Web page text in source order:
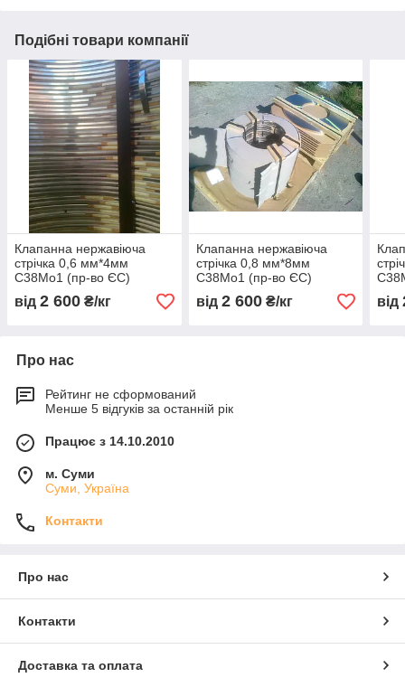
Подібні товари компанії
Клапанна нержавіюча
стрічка 0,6 мм*4мм
C38Mo1 (пр-во ЄС)
від 2 600 ₴/кг
Клапанна нержавіюча
стрічка 0,8 мм*8мм
C38Mo1 (пр-во ЄС)
від 2 600₴/кг від
Про нас
Рейтинг не сформований
Менше 5 відгуків за останній рік
Працює з 14.10.2010
м. Суми
Суми, Україна
Контакти
Про нас
Контакти
Доставка та оплата